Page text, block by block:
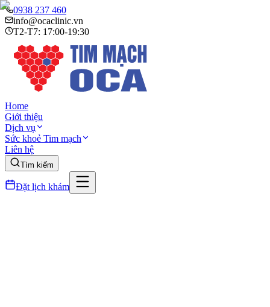
0938 237 460
info@ocaclinic.vn
T2-T7: 17:00-19:30
Home
Giới thiệu
Dịch vụ
Sức khoẻ Tim mạch
Liên hệ
Tìm kiếm
Đặt lịch khám